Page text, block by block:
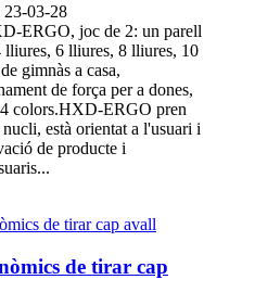
23-03-28
ERGO, joc de 2: un parell
lliures, 6 lliures, 8 lliures, 10
gimnàs a casa,
de força per a dones,
4 colors.HXD-ERGO pren
està orientat a l'usuari i
de producte i
de tirar cap